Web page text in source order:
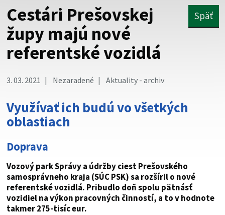
Táto stránka je zabezpečená
Buďte pozorní a vždy sa uistite, že zdieľate informácie iba
cez zabezpečenú webovú stránku. Zabezpečená stránka
Cestári Prešovskej
župy majú nové
referentské vozidlá
Späť
3. 03. 2021 Nezaradené Aktuality - archiv
Využívať ich budú vo všetkých
oblastiach
Doprava
Vozový park Správy a údržby ciest Prešovského
samosprávneho kraja (SÚC PSK) sa rozšíril o nové
referentské vozidlá. Pribudlo doň spolu pätnásť
vozidiel na výkon pracovných činností, a to v hodnote
takmer 275-tisíc eur.